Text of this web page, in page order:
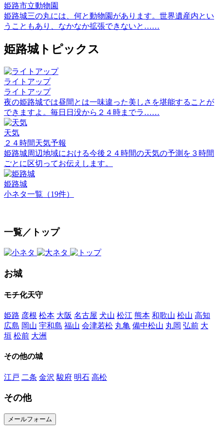
姫路市立動物園
姫路城三の丸には、何と動物園があります。世界遺産内とい
うこともあり、なかなか拡張できないと……
姫路城トピックス
ライトアップ
ライトアップ
夜の姫路城では昼間とは一味違った美しさを堪能することが
できますよ。毎日日没から２４時までラ……
天気
２４時間天気予報
姫路城周辺地域における今後２４時間の天気の予測を３時間
ごとに区切ってお伝えします。
姫路城
小ネタ一覧（19件）
一覧／トップ
お城
モチ化天守
姫路 彦根 松本 大阪 名古屋 犬山 松江 熊本 和歌山 松山 高知
広島 岡山 宇和島 福山 会津若松 丸亀 備中松山 丸岡 弘前 大
垣 松前 大洲
その他の城
江戸 二条 金沢 駿府 明石 高松
その他
メールフォーム